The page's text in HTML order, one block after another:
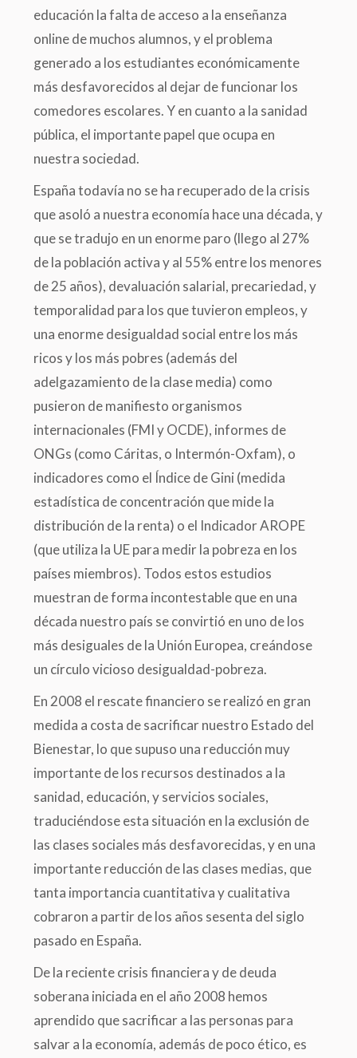
educación la falta de acceso a la enseñanza
online de muchos alumnos, y el problema
generado a los estudiantes económicamente
más desfavorecidos al dejar de funcionar los
comedores escolares. Y en cuanto a la sanidad
pública, el importante papel que ocupa en
nuestra sociedad.
España todavía no se ha recuperado de la crisis
que asoló a nuestra economía hace una década, y
que se tradujo en un enorme paro (llego al 27%
de la población activa y al 55% entre los menores
de 25 años), devaluación salarial, precariedad, y
temporalidad para los que tuvieron empleos, y
una enorme desigualdad social entre los más
ricos y los más pobres (además del
adelgazamiento de la clase media) como
pusieron de manifiesto organismos
internacionales (FMI y OCDE), informes de
ONGs (como Cáritas, o Intermón-Oxfam), o
indicadores como el Índice de Gini (medida
estadística de concentración que mide la
distribución de la renta) o el Indicador AROPE
(que utiliza la UE para medir la pobreza en los
países miembros). Todos estos estudios
muestran de forma incontestable que en una
década nuestro país se convirtió en uno de los
más desiguales de la Unión Europea, creándose
un círculo vicioso desigualdad-pobreza.
En 2008 el rescate financiero se realizó en gran
medida a costa de sacrificar nuestro Estado del
Bienestar, lo que supuso una reducción muy
importante de los recursos destinados a la
sanidad, educación, y servicios sociales,
traduciéndose esta situación en la exclusión de
las clases sociales más desfavorecidas, y en una
importante reducción de las clases medias, que
tanta importancia cuantitativa y cualitativa
cobraron a partir de los años sesenta del siglo
pasado en España.
De la reciente crisis financiera y de deuda
soberana iniciada en el año 2008 hemos
aprendido que sacrificar a las personas para
salvar a la economía, además de poco ético, es